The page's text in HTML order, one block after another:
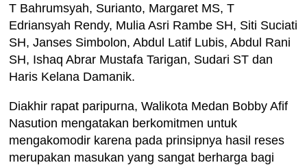
T Bahrumsyah, Surianto, Margaret MS, T
Edriansyah Rendy, Mulia Asri Rambe SH, Siti Suciati
SH, Janses Simbolon, Abdul Latif Lubis, Abdul Rani
SH, Ishaq Abrar Mustafa Tarigan, Sudari ST dan
Haris Kelana Damanik.
Diakhir rapat paripurna, Walikota Medan Bobby Afif
Nasution mengatakan berkomitmen untuk
mengakomodir karena pada prinsipnya hasil reses
merupakan masukan yang sangat berharga bagi